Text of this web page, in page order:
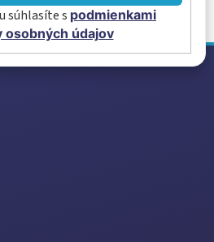
súhlasíte s podmienkami
osobných údajov